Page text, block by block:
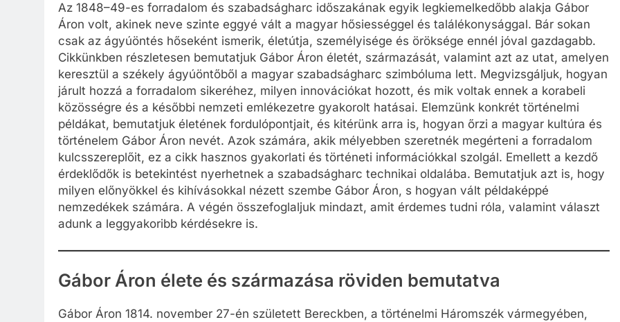
Az 1848–49-es forradalom és szabadságharc időszakának egyik legkiemelkedőbb alakja Gábor
Áron volt, akinek neve szinte eggyé vált a magyar hősiességgel és találékonysággal. Bár sokan
csak az ágyúöntés hőseként ismerik, életútja, személyisége és öröksége ennél jóval gazdagabb.
Cikkünkben részletesen bemutatjuk Gábor Áron életét, származását, valamint azt az utat, amelyen
keresztül a székely ágyúöntőből a magyar szabadságharc szimbóluma lett. Megvizsgáljuk, hogyan
járult hozzá a forradalom sikeréhez, milyen innovációkat hozott, és mik voltak ennek a korabeli
közösségre és a későbbi nemzeti emlékezetre gyakorolt hatásai. Elemzünk konkrét történelmi
példákat, bemutatjuk életének fordulópontjait, és kitérünk arra is, hogyan őrzi a magyar kultúra és
történelem Gábor Áron nevét. Azok számára, akik mélyebben szeretnék megérteni a forradalom
kulcsszereplőit, ez a cikk hasznos gyakorlati és történeti információkkal szolgál. Emellett a kezdő
érdeklődők is betekintést nyerhetnek a szabadságharc technikai oldalába. Bemutatjuk azt is, hogy
milyen előnyökkel és kihívásokkal nézett szembe Gábor Áron, s hogyan vált példaképpé
nemzedékek számára. A végén összefoglaljuk mindazt, amit érdemes tudni róla, valamint választ
adunk a leggyakoribb kérdésekre is.
Gábor Áron élete és származása röviden bemutatva
Gábor Áron 1814. november 27-én született Bereckben, a történelmi Háromszék vármegyében,